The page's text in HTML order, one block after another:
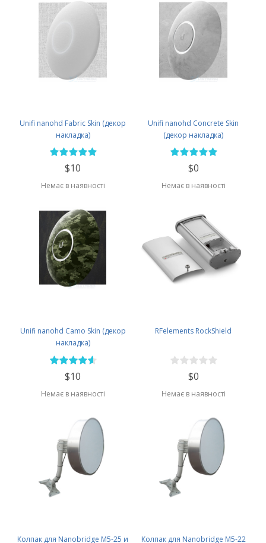
Unifi nanohd Fabric Skin (декор
накладка)
$10
Немає в наявності
Unifi nanohd Concrete Skin
(декор накладка)
$0
Немає в наявності
Unifi nanohd Camo Skin (декор
накладка)
$10
Немає в наявності
RFelements RockShield
$0
Немає в наявності
Колпак для Nanobridge M5-25 и Колпак для Nanobridge M5-22